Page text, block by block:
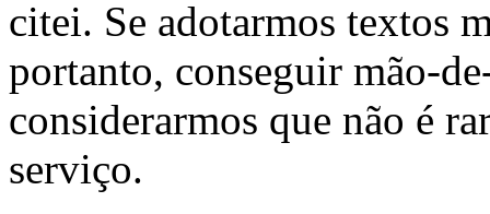
citei. Se adotarmos textos
portanto, conseguir mão-
considerarmos que não é
serviço.